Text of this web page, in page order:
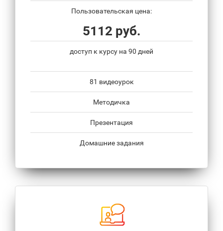
Пользовательская цена:
5112 руб.
доступ к курсу на 90 дней
81 видеоурок
Методичка
Презентация
Домашние задания